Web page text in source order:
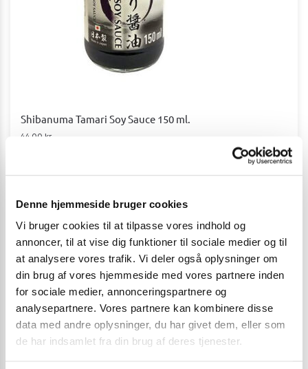
Denne hjemmeside bruger cookies
Vi bruger cookies til at tilpasse vores indhold og
annoncer, til at vise dig funktioner til sociale medier og til
at analysere vores trafik. Vi deler også oplysninger om
din brug af vores hjemmeside med vores partnere inden
for sociale medier, annonceringspartnere og
analysepartnere. Vores partnere kan kombinere disse
data med andre oplysninger, du har givet dem, eller som
de har indsamlet fra din brug af deres tjenester.
Shibanuma Tamari Soy Sauce 150 ml.
44,00 kr.
Summary